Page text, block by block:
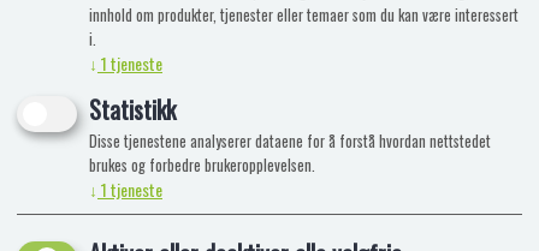
innhold om produkter, tjenester eller temaer som du kan være interessert
i.
↓ 1tjeneste
Statistikk
Disse tjenestene analyserer dataene for å forstå hvordan nettstedet
brukes og forbedre brukeropplevelsen.
↓ 1tjeneste